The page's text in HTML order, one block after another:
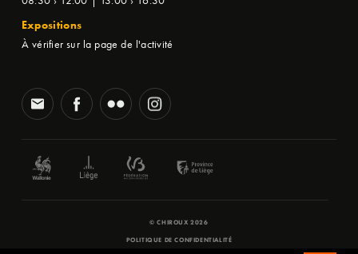
Expositions
À vérifier sur la page de l'activité
© CHIROUX 2026
POLITIQUE DE CONFIDENTIALITÉ